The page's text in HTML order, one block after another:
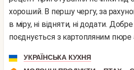
хороший. В першу чергу, за
в міру, ні відняти, ні додати.
поєднується з картопляним пюре
УКРАЇНСЬКА КУХНЯ